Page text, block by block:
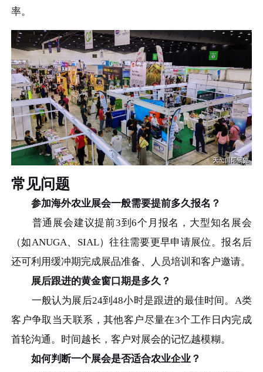
率。
常见问题
参加海外农业展会一般需要提前多久报名？
普通展会建议提前3到6个月报名，大型知名展会
（如ANUGA、SIAL）往往需要更早申请展位。报名后
还可利用缓冲期完成展品准备、人员培训和客户邀请。
展后跟进的黄金窗口期是多久？
一般认为展后24到48小时是跟进的最佳时间。A类
客户争取当天联系，其他客户尽量在3个工作日内完成
首轮沟通。时间越长，客户对展会的记忆越模糊。
如何判断一个展会是否适合农业企业？